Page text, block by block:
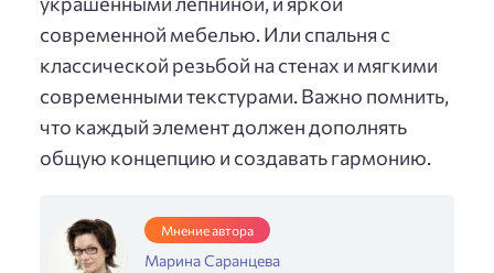
современной мебелью. Или спальня с
классической резьбой на стенах и мягкими
современными текстурами. Важно помнить,
что каждый элемент должен дополнять
общую концепцию и создавать гармонию.
Мнение автора
Марина Саранцева